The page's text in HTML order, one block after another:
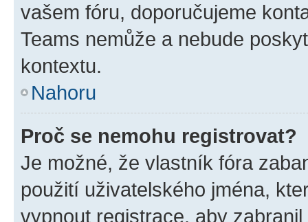
vašem fóru, doporučujeme
Teams nemůže a nebude
kontextu.
Nahoru
Proč se nemohu registrovat?
Je možné, že vlastník fóra
použití uživatelského jména,
vypnout registrace, aby